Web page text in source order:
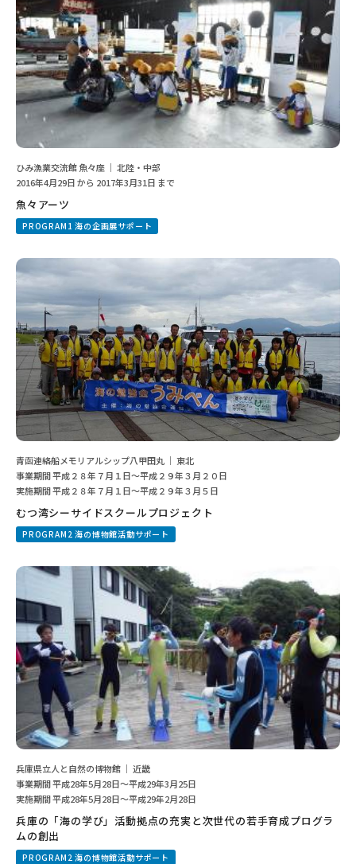
ひみ漁業交流館 魚々座 ｜ 北陸・中部
2016年4月29日 から 2017年3月31日 まで
魚々アーツ
PROGRAM1 海の企画展サポート
青函連絡船メモリアルシップ八甲田丸 ｜ 東北
事業期間 平成２８年７月１日〜平成２９年３月２０日
実施期間 平成２８年７月１日〜平成２９年３月５日
むつ湾シーサイドスクールプロジェクト
PROGRAM2 海の博物館活動サポート
兵庫県立人と自然の博物館 ｜ 近畿
事業期間 平成28年5月28日～平成29年3月25日
実施期間 平成28年5月28日～平成29年2月28日
兵庫の「海の学び」活動拠点の充実と次世代の若手育成プログラ
ムの創出
PROGRAM2 海の博物館活動サポート